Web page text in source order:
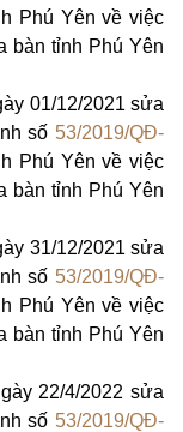
Phú Yên về việc
bàn tỉnh Phú Yên
01/12/2021 sửa
số 53/2019/QĐ-
Phú Yên về việc
bàn tỉnh Phú Yên
31/12/2021 sửa
số 53/2019/QĐ-
Phú Yên về việc
bàn tỉnh Phú Yên
22/4/2022 sửa
số 53/2019/QĐ-